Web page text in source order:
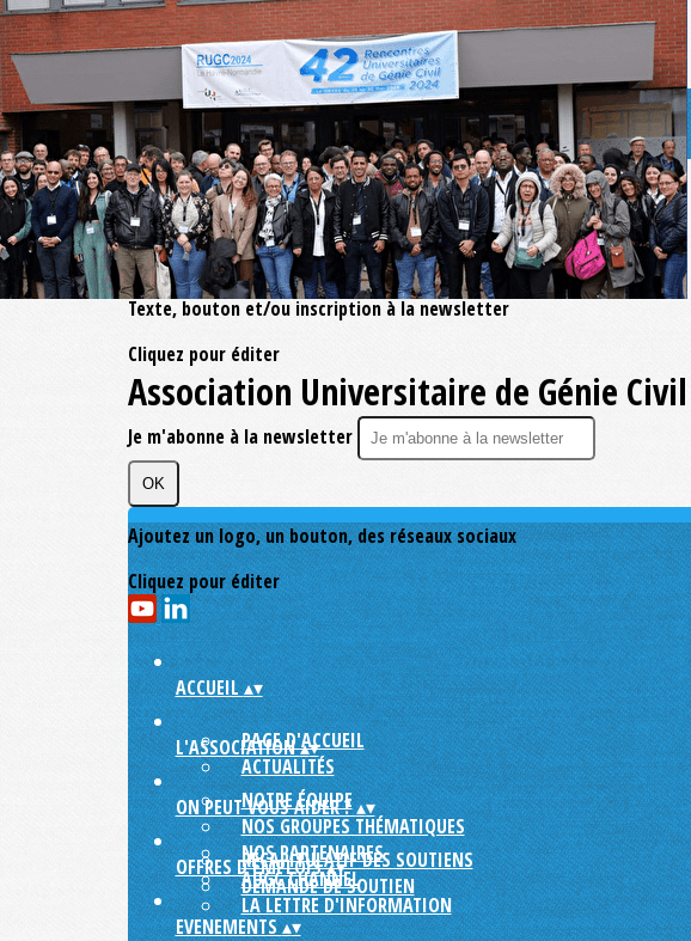
Exporter les lignes sélectionnées
Exporter toutes les colonnes
Exporter uniquement les colonnes affichées
Menu
?>
Images de la page d'accueil
Cliquez pour éditer
Texte, bouton et/ou inscription à la newsletter
Cliquez pour éditer
Association Universitaire de Génie Civil
Je m'abonne à la newsletter
OK
Ajoutez un logo, un bouton, des réseaux sociaux
Cliquez pour éditer
ACCUEIL▴▾
PAGE D'ACCUEIL
ACTUALITÉS
L'ASSOCIATION▴▾
NOTRE ÉQUIPE
NOS GROUPES THÉMATIQUES
NOS PARTENAIRES
AUGC CHANNEL
LA LETTRE D'INFORMATION
ON PEUT VOUS AIDER ?▴▾
RÉCAPITULATIF DES SOUTIENS
DEMANDE DE SOUTIEN
OFFRES D'EMPLOIS▴▾
EVENEMENTS▴▾